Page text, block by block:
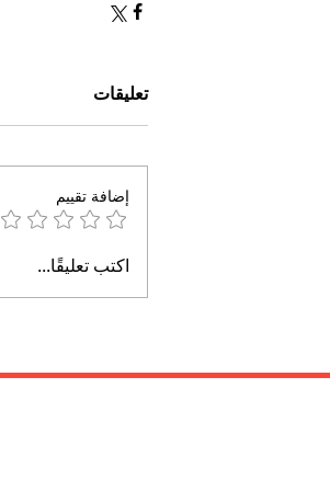
تعليقات
إضافة تقييم
اكتب تعليقًا...